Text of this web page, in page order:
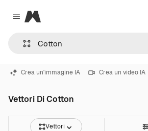
Close menu
Magnific
Crea un'immagine IA Crea un video IA
Vettori Di Cotton
Vettori